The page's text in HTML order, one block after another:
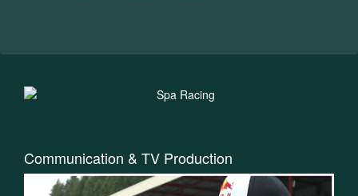
Communication & TV Production